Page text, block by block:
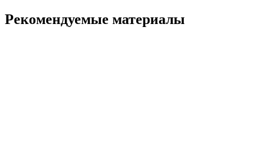
Рекомендуемые материалы